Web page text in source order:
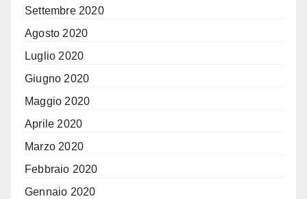
Settembre 2020
Agosto 2020
Luglio 2020
Giugno 2020
Maggio 2020
Aprile 2020
Marzo 2020
Febbraio 2020
Gennaio 2020